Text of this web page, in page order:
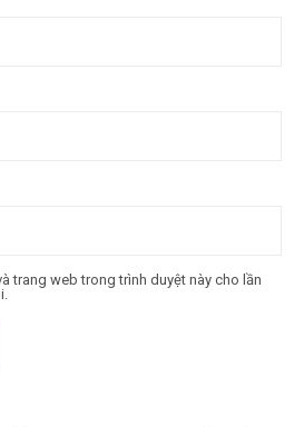
trang web trong trình duyệt này cho lần